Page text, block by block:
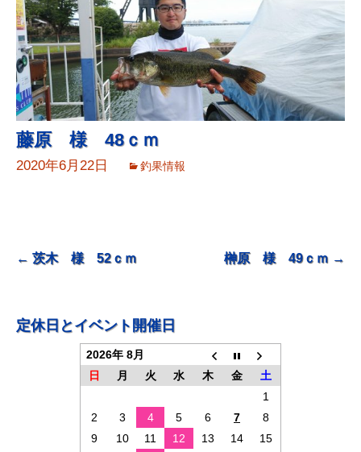
へ
ス
キ
ッ
プ
藤原 様 48ｃｍ
2020年6月22日 釣果情報
ビ
← 茨木 様 52ｃｍ 榊原 様 49ｃｍ →
定休日とイベント開催日
2026年 8月
日
月 火 水 木 金
土
1
2
3 4 5 6 7
8
9
10 11 12 13 14
15